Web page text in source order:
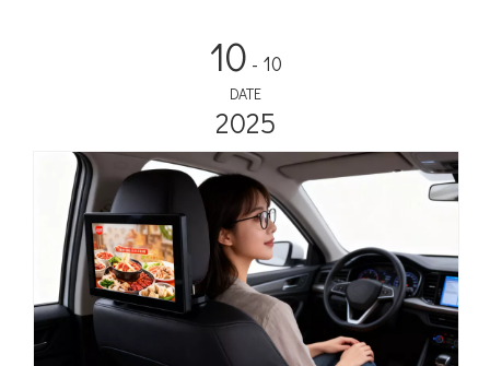
10 - 10
DATE
2025